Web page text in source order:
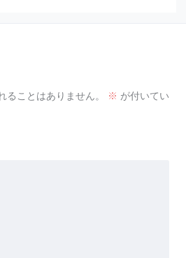
ることはありません。 ※ が付いてい